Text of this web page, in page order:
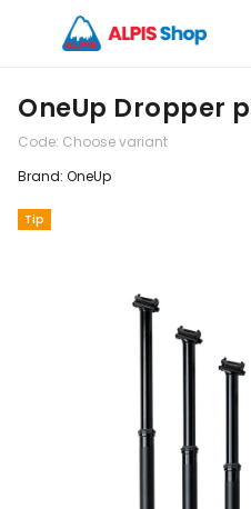
OneUp Dropper
Code: Choose variant
Tip
Brand: OneUp